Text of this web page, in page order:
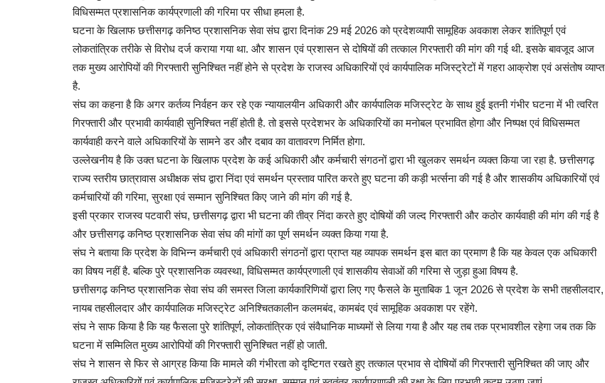
विधिसम्मत प्रशासनिक कार्यप्रणाली की गरिमा पर सीधा हमला है.
घटना के खिलाफ छत्तीसगढ़ कनिष्ठ प्रशासनिक सेवा संघ द्वारा दिनांक 29 मई 2026 को प्रदेशव्यापी सामूहिक अवकाश लेकर शांतिपूर्ण एवं
लोकतांत्रिक तरीके से विरोध दर्ज कराया गया था. और शासन एवं प्रशासन से दोषियों की तत्काल गिरफ्तारी की मांग की गई थी. इसके बावजूद आज
तक मुख्य आरोपियों की गिरफ्तारी सुनिश्चित नहीं होने से प्रदेश के राजस्व अधिकारियों एवं कार्यपालिक मजिस्ट्रेटों में गहरा आक्रोश एवं असंतोष व्याप्त
है.
संघ का कहना है कि अगर कर्तव्य निर्वहन कर रहे एक न्यायालयीन अधिकारी और कार्यपालिक मजिस्ट्रेट के साथ हुई इतनी गंभीर घटना में भी त्वरित
गिरफ्तारी और प्रभावी कार्यवाही सुनिश्चित नहीं होती है. तो इससे प्रदेशभर के अधिकारियों का मनोबल प्रभावित होगा और निष्पक्ष एवं विधिसम्मत
कार्यवाही करने वाले अधिकारियों के सामने डर और दबाव का वातावरण निर्मित होगा.
उल्लेखनीय है कि उक्त घटना के खिलाफ प्रदेश के कई अधिकारी और कर्मचारी संगठनों द्वारा भी खुलकर समर्थन व्यक्त किया जा रहा है. छत्तीसगढ़
राज्य स्तरीय छात्रावास अधीक्षक संघ द्वारा निंदा एवं समर्थन प्रस्ताव पारित करते हुए घटना की कड़ी भर्त्सना की गई है और शासकीय अधिकारियों एवं
कर्मचारियों की गरिमा, सुरक्षा एवं सम्मान सुनिश्चित किए जाने की मांग की गई है.
इसी प्रकार राजस्व पटवारी संघ, छत्तीसगढ़ द्वारा भी घटना की तीव्र निंदा करते हुए दोषियों की जल्द गिरफ्तारी और कठोर कार्यवाही की मांग की गई है
और छत्तीसगढ़ कनिष्ठ प्रशासनिक सेवा संघ की मांगों का पूर्ण समर्थन व्यक्त किया गया है.
संघ ने बताया कि प्रदेश के विभिन्न कर्मचारी एवं अधिकारी संगठनों द्वारा प्राप्त यह व्यापक समर्थन इस बात का प्रमाण है कि यह केवल एक अधिकारी
का विषय नहीं है. बल्कि पुरे प्रशासनिक व्यवस्था, विधिसम्मत कार्यप्रणाली एवं शासकीय सेवाओं की गरिमा से जुड़ा हुआ विषय है.
छत्तीसगढ़ कनिष्ठ प्रशासनिक सेवा संघ की समस्त जिला कार्यकारिणियों द्वारा लिए गए फैसले के मुताबिक 1 जून 2026 से प्रदेश के सभी तहसीलदार,
नायब तहसीलदार और कार्यपालिक मजिस्ट्रेट अनिश्चितकालीन कलमबंद, कामबंद एवं सामूहिक अवकाश पर रहेंगे.
संघ ने साफ किया है कि यह फैसला पुरे शांतिपूर्ण, लोकतांत्रिक एवं संवैधानिक माध्यमों से लिया गया है और यह तब तक प्रभावशील रहेगा जब तक कि
घटना में सम्मिलित मुख्य आरोपियों की गिरफ्तारी सुनिश्चित नहीं हो जाती.
संघ ने शासन से फिर से आग्रह किया कि मामले की गंभीरता को दृष्टिगत रखते हुए तत्काल प्रभाव से दोषियों की गिरफ्तारी सुनिश्चित की जाए और